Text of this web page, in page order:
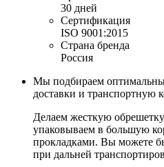
30 дней
Сертификация
ISO 9001:2015
Страна бренда
Россия
Мы подбираем
доставки и транспортную
Делаем жесткую
упаковываем в большую
прокладками. Вы можете
при дальней